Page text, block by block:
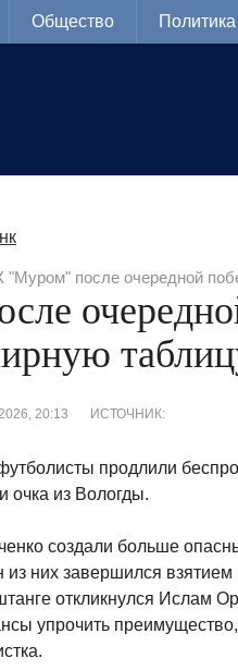
Общество Политика
"Муром" после очередной
20:13 ИСТОЧНИК:
продлили
очка из Вологды.
создали больше
из них завершился
откликнулся Ислам
упрочить